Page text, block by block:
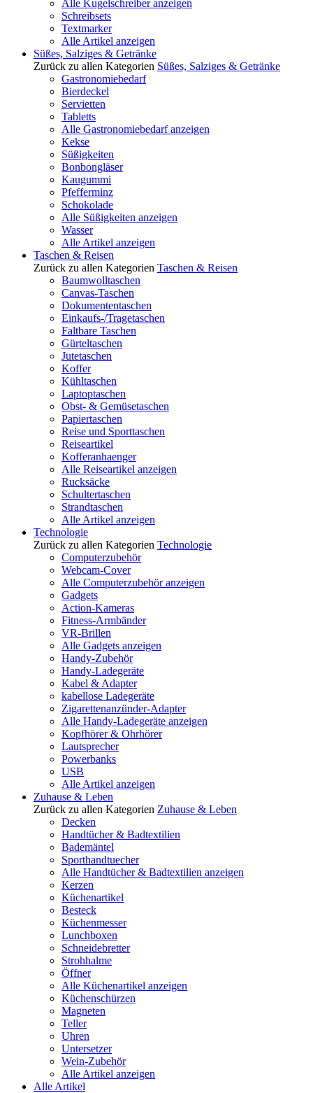
Alle Kugelschreiber anzeigen
Schreibsets
Textmarker
Alle Artikel anzeigen
Süßes, Salziges & Getränke
Zurück zu allen Kategorien Süßes, Salziges & Getränke
Gastronomiebedarf
Bierdeckel
Servietten
Tabletts
Alle Gastronomiebedarf anzeigen
Kekse
Süßigkeiten
Bonbongläser
Kaugummi
Pfefferminz
Schokolade
Alle Süßigkeiten anzeigen
Wasser
Alle Artikel anzeigen
Taschen & Reisen
Zurück zu allen Kategorien Taschen & Reisen
Baumwolltaschen
Canvas-Taschen
Dokumententaschen
Einkaufs-/Tragetaschen
Faltbare Taschen
Gürteltaschen
Jutetaschen
Koffer
Kühltaschen
Laptoptaschen
Obst- & Gemüsetaschen
Papiertaschen
Reise und Sporttaschen
Reiseartikel
Kofferanhaenger
Alle Reiseartikel anzeigen
Rucksäcke
Schultertaschen
Strandtaschen
Alle Artikel anzeigen
Technologie
Zurück zu allen Kategorien Technologie
Computerzubehör
Webcam-Cover
Alle Computerzubehör anzeigen
Gadgets
Action-Kameras
Fitness-Armbänder
VR-Brillen
Alle Gadgets anzeigen
Handy-Zubehör
Handy-Ladegeräte
Kabel & Adapter
kabellose Ladegeräte
Zigarettenanzünder-Adapter
Alle Handy-Ladegeräte anzeigen
Kopfhörer & Ohrhörer
Lautsprecher
Powerbanks
USB
Alle Artikel anzeigen
Zuhause & Leben
Zurück zu allen Kategorien Zuhause & Leben
Decken
Handtücher & Badtextilien
Bademäntel
Sporthandtuecher
Alle Handtücher & Badtextilien anzeigen
Kerzen
Küchenartikel
Besteck
Küchenmesser
Lunchboxen
Schneidebretter
Strohhalme
Öffner
Alle Küchenartikel anzeigen
Küchenschürzen
Magneten
Teller
Uhren
Untersetzer
Wein-Zubehör
Alle Artikel anzeigen
Alle Artikel